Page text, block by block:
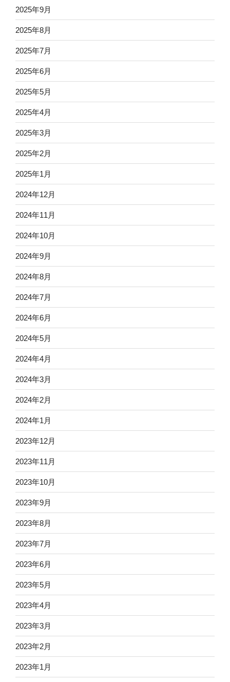
2025年9月
2025年8月
2025年7月
2025年6月
2025年5月
2025年4月
2025年3月
2025年2月
2025年1月
2024年12月
2024年11月
2024年10月
2024年9月
2024年8月
2024年7月
2024年6月
2024年5月
2024年4月
2024年3月
2024年2月
2024年1月
2023年12月
2023年11月
2023年10月
2023年9月
2023年8月
2023年7月
2023年6月
2023年5月
2023年4月
2023年3月
2023年2月
2023年1月